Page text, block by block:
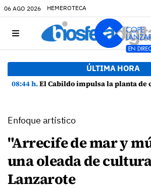
06 AGO 2026 HEMEROTECA
ÚLTIMA HORA
08:44 h.El Cabildo impulsa la planta de compostaje de Zonzamas para
Enfoque artístico
"Arrecife de mar y
una oleada de
Lanzarote